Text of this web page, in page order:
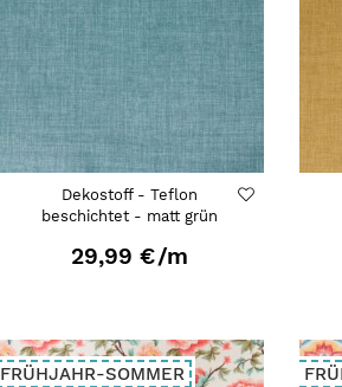
Dekostoff - Teflon
beschichtet - matt grün
29,99 €/m
FRÜHJAHR-SOMMER